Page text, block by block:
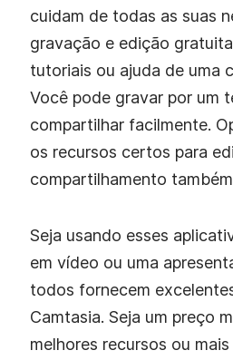
cuidam de todas as suas
gravação e edição
tutoriais ou ajuda de uma
Você pode gravar por um
compartilhar facilmente.
os recursos certos para
compartilhamento
Seja usando esses
em vídeo ou uma
todos fornecem
Camtasia. Seja um preço
melhores recursos ou